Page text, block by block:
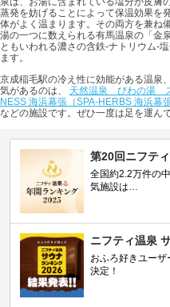
蒸発を妨げることによって保温効果を
体がよく温まります。その両方を兼ね
湯の一つに数えられる有馬温泉の「金
ともいわれる濃さの含鉄-ナトリウム-
ます。
京成稲毛駅の冷え性に効能がある温泉
気があるのは、 天然温泉 びわの湯
NESS 海浜幕張（SPA-HERBS 海浜幕張
などの施設です。ぜひ一度は足を運ん
第20回ニフテ
全国約2.2万件の
気施設は…
ニフティ温泉
おふろ好きユー
決定！